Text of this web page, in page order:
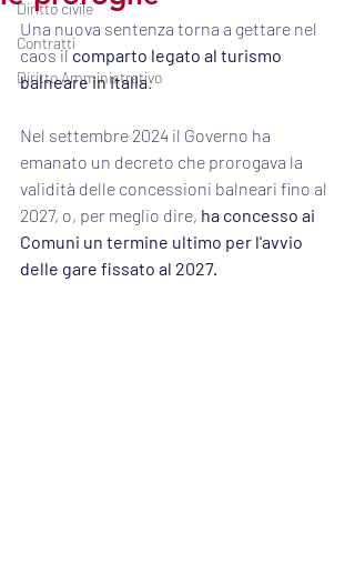
Diritto civile
Contratti
Diritto Amministrativo
Una nuova sentenza torna a gettare nel
caos il comparto legato al turismo
balneare in Italia.
Nel settembre 2024 il Governo ha
emanato un decreto che prorogava la
validità delle concessioni balneari fino al
2027, o, per meglio dire, ha concesso ai
Comuni un termine ultimo per l'avvio
delle gare fissato al 2027.